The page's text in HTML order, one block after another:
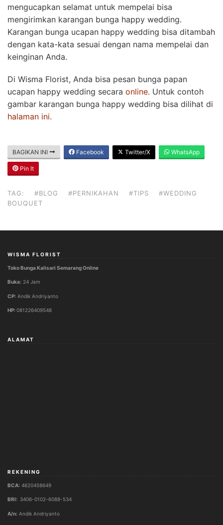
mengucapkan selamat untuk mempelai bisa
mengirimkan karangan bunga happy wedding.
Karangan bunga ucapan happy wedding bisa ditambah
dengan kata-kata sesuai dengan nama mempelai dan
keinginan Anda.
Di Wisma Florist, Anda bisa pesan bunga papan
ucapan happy wedding secara online. Untuk contoh
gambar karangan bunga happy wedding bisa dilihat di
halaman ini.
BAGIKAN INI Facebook Twitter/X WhatsApp
Pin It
TAG: #BLOG #PERNIKAHAN #TIPS
#WEDDING
BOUQUET
WISMA FLORIST
Toko Bunga Kalisari Semarang Online
Buka: 24 Jam
CP: Andik Andriyanto
HP:081226409548
ALAMAT
REKENING
BCA: 4620458649
BRI: 3406-0102-6088-534
A/n: Andik Andriyanto